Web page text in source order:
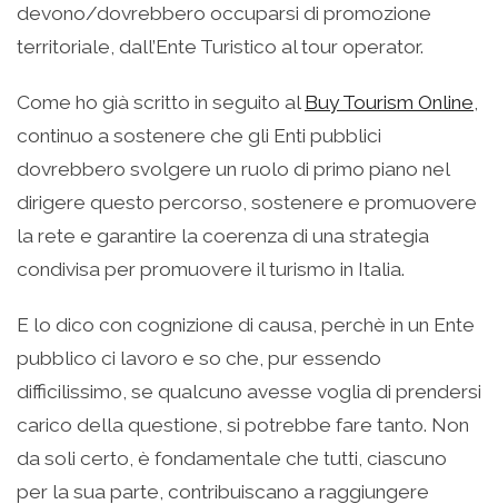
devono/dovrebbero occuparsi di promozione
territoriale, dall’Ente Turistico al tour operator.
Come ho già scritto in seguito al Buy Tourism Online
continuo a sostenere che gli Enti pubblici
dovrebbero svolgere un ruolo di primo piano nel
dirigere questo percorso, sostenere e promuovere
la rete e garantire la coerenza di una strategia
condivisa per promuovere il turismo in Italia.
E lo dico con cognizione di causa, perchè in un Ente
pubblico ci lavoro e so che, pur essendo
difficilissimo, se qualcuno avesse voglia di prendersi
carico della questione, si potrebbe fare tanto. Non
da soli certo, è fondamentale che tutti, ciascuno
per la sua parte, contribuiscano a raggiungere